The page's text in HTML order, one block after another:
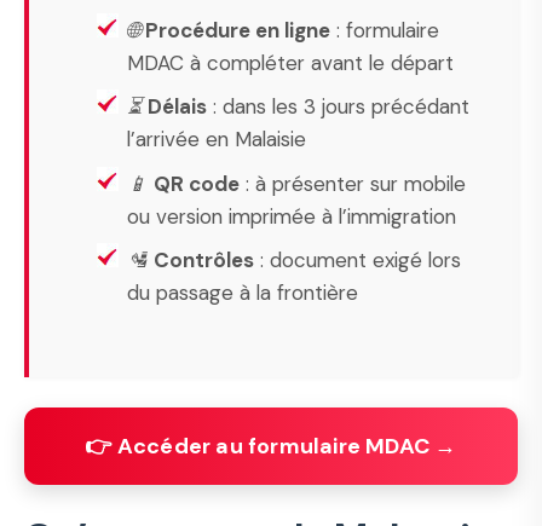
🌐Procédure en ligne : formulaire
MDAC à compléter avant le départ
⏳Délais : dans les 3 jours précédant
l’arrivée en Malaisie
📱 QR code : à présenter sur mobile
ou version imprimée à l’immigration
🛂 Contrôles : document exigé lors
du passage à la frontière
👉 Accéder au formulaire MDAC →